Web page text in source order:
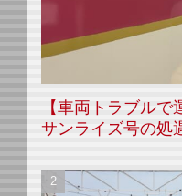
【車両トラブルで
サンライズ号の処